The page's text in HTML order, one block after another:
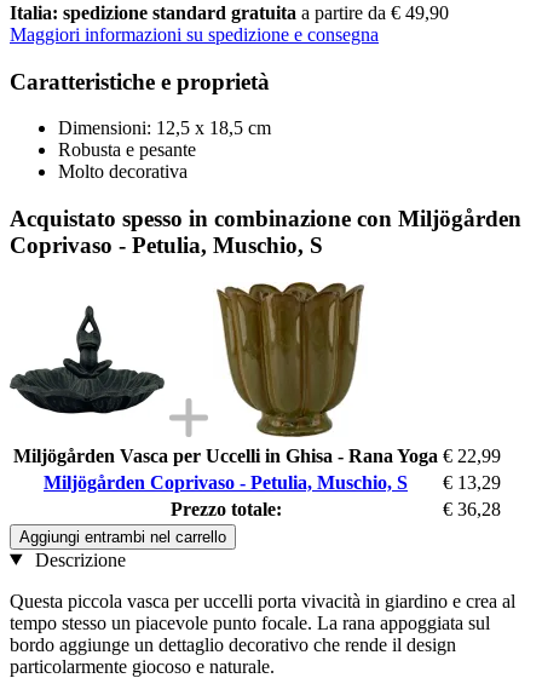
Italia: spedizione standard gratuita a partire da € 49,90
Maggiori informazioni su spedizione e consegna
Caratteristiche e proprietà
Dimensioni: 12,5 x 18,5 cm
Robusta e pesante
Molto decorativa
Acquistato spesso in combinazione con Miljögården
Coprivaso - Petulia, Muschio, S
Miljögården Vasca per Uccelli in Ghisa - Rana Yoga € 22,99
Miljögården Coprivaso - Petulia, Muschio, S
€ 13,29
Prezzo totale:
€ 36,28
Aggiungi entrambi nel carrello
Descrizione
Questa piccola vasca per uccelli porta vivacità in giardino e crea al
tempo stesso un piacevole punto focale. La rana appoggiata sul
bordo aggiunge un dettaglio decorativo che rende il design
particolarmente giocoso e naturale.